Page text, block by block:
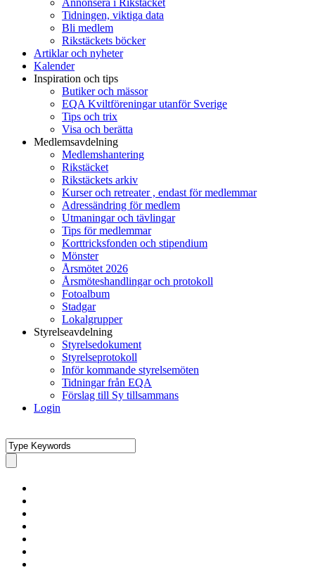
Annonsera i Rikstäcket
Tidningen, viktiga data
Bli medlem
Rikstäckets böcker
Artiklar och nyheter
Kalender
Inspiration och tips
Butiker och mässor
EQA Kviltföreningar utanför Sverige
Tips och trix
Visa och berätta
Medlemsavdelning
Medlemshantering
Rikstäcket
Rikstäckets arkiv
Kurser och retreater , endast för medlemmar
Adressändring för medlem
Utmaningar och tävlingar
Tips för medlemmar
Korttricksfonden och stipendium
Mönster
Årsmötet 2026
Årsmöteshandlingar och protokoll
Fotoalbum
Stadgar
Lokalgrupper
Styrelseavdelning
Styrelsedokument
Styrelseprotokoll
Inför kommande styrelsemöten
Tidningar från EQA
Förslag till Sy tillsammans
Login